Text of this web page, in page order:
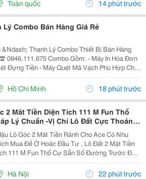
Toàn quốc 14 phút trước
Lý Combo Bán Hàng Giá Rẻ
&Ndash; Thanh Lý Combo Thiết Bị Bán Hàng
Combo Gồm: - Máy In Hóa Đơn
Shop, Siêu Thị Mini, Quán Ăn, Cafe... ☎️ Liên
Hệ: 0946.111.675 Kazuko Việt Nam...
Hồ Chí Minh 18 phút trước
2 Măt Tiền Diện Tích 111 M Fun Thổ
Lý Chuẩn -Vị Chí Lô Đất Cực Thoáng
Nằm Mặt Đường Chục
Lô Góc 2 Măt Tiền Rành Cho Ace Có Nhu
Mua Để Ở Hoăc Đầu Tư , Lô Đất 2 Mặt Tiền
M Fun Thổ Cư Sẫn Sổ Đường Trước Đất
Đang Giải Nhựa Rộng 5,,5 M 2 Ô Tô Tránh
Vị Trí Đất Sát Trường Học Cấp 1 Thôn Thanh...
Hà Nội 22 phút trước